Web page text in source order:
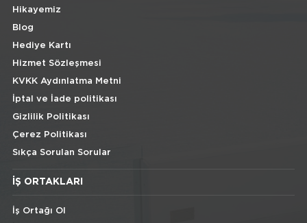
Hikayemiz
Blog
Hediye Kartı
Hizmet Sözleşmesi
KVKK Aydınlatma Metni
İptal ve İade politikası
Gizlilik Politikası
Çerez Politikası
Sıkça Sorulan Sorular
İŞ ORTAKLARI
İş Ortağı Ol